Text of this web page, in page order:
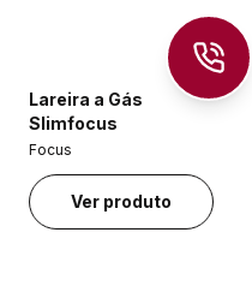
Lareira a Gás
Slimfocus
Focus
Ver produto